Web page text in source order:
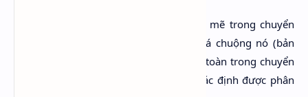
Ưu điểm: cũng là một tool mạnh mẽ trong chuyển
đổi. Dân cài Windows thường khá chuộng nó (bản
thân mình cũng vậy). Tool này an toàn trong chuyển
đổi, không gây lỗi mất dữ liệu. Xác định được phân